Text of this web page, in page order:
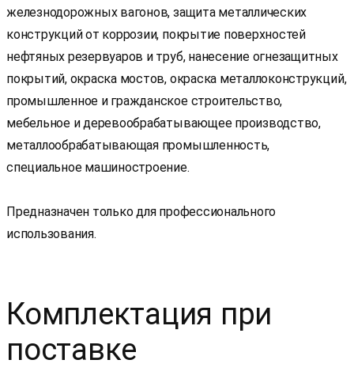
железнодорожных вагонов, защита металлических
конструкций от коррозии, покрытие поверхностей
нефтяных резервуаров и труб, нанесение огнезащитных
покрытий, окраска мостов, окраска металлоконструкций,
промышленное и гражданское строительство,
мебельное и деревообрабатывающее производство,
металлообрабатывающая промышленность,
специальное машиностроение.
Предназначен только для профессионального
использования.
Комплектация при
поставке